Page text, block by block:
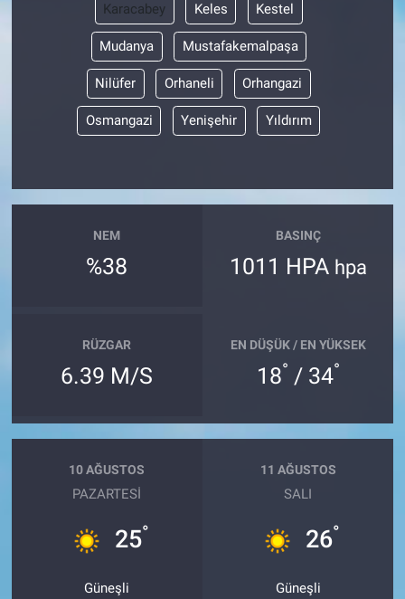
Karacabey Keles Kestel
Mudanya Mustafakemalpaşa
Nilüfer Orhaneli Orhangazi
Osmangazi Yenişehir Yıldırım
NEM
%38
BASINÇ
1011 HPA hpa
RÜZGAR
6.39 M/S
EN DÜŞÜK / EN YÜKSEK
18° / 34°
10 AĞUSTOS
PAZARTESI
25°
Güneşli
11 AĞUSTOS
SALI
26°
Güneşli